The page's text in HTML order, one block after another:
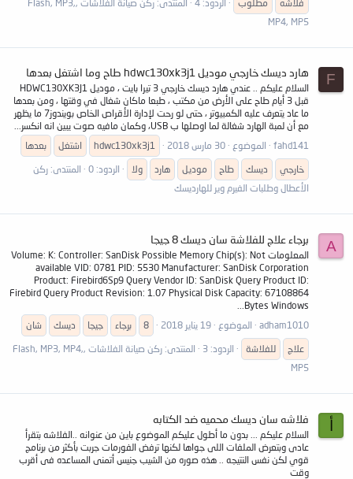
فلاشه
مطلوب الردود: 4 المنتدى:
ركن صيانة الفلاشات ,Flash, MP3,
MP4, MP5
F هارد ديسك خارجي موديل hdwc130xk3j1 طاح وما اشتغل بعدها
السلام عليكم .. عندي هارد ديسك خارجي 3 تيرا بايت ، موديل HDWC130XK3J1
قبل 3 أيام طاح على الأرض من مكتب ، طبعا ماكان شغال في وقتها ، ومن بعدها
ما عاد يتعرف عليه الكمبيوتر ، حتى لو رحت لإدارة الأقراص الخاص بويندوز7 ما يظهر
مع أن لمبة الهارد شغالة لما اوصلها ب USB، وكمان مافيه صوت يبين انه انكسر...
fahd141
الموضوع 30 مارس 2018 hdwc130xk3j1 اشتغل
بعدها
خارجي
ديسك طاح موديل هارد ولا الردود: 0 المنتدى: ركن
الأعطال وطلبات الفيرم وير للهارديسك
A برجاء علاج للفلاشة سان ديسك 8 جيجا
المعلومات Volume: K: Controller: SanDisk Possible Memory Chip(s): Not
available VID: 0781 PID: 5530 Manufacturer: SanDisk Corporation
Product: Firebird6Sp9 Query Vendor ID: SanDisk Query Product ID:
Firebird Query Product Revision: 1.07 Physical Disk Capacity: 67108864
Bytes Windows...
adham1010
الموضوع 19 يناير 2018 8 برجاء جيجا ديسك
شان
علاج
للفلاشة الردود: 3 المنتدى:
ركن صيانة الفلاشات ,Flash, MP3, MP4,
MP5
أ فلاشه سان ديسك محميه ضد الكتابه
السلام عليكم ... بدون ما أطول عليكم الموضوع باين من عنوانه ..الفلاشه بتقرأ
عادى وبتعرض الملفات اللى جواها لكنها ترفض الفورمات جربت بأكثر من برنامج
قوي لكن نفس النتيجه .. هذه صوره من الشيب جنيس أتمنى المساعده فى أقرب
وقت